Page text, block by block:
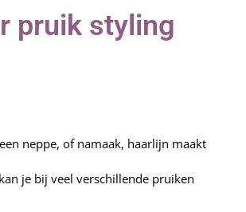
pruik styling
neppe, of namaak, haarlijn maakt
je bij veel verschillende pruiken